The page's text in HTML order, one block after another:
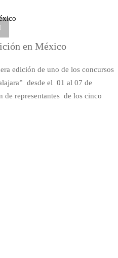
en México
edición de uno de los concursos
desde el 01 al 07 de
de representantes de los cinco